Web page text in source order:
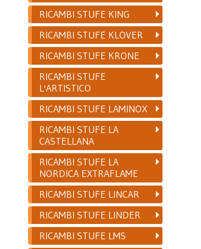
RICAMBI STUFE KING
RICAMBI STUFE KLOVER
RICAMBI STUFE KRONE
RICAMBI STUFE
L'ARTISTICO
RICAMBI STUFE LAMINOX
RICAMBI STUFE LA
CASTELLANA
RICAMBI STUFE LA
NORDICA EXTRAFLAME
RICAMBI STUFE LINCAR
RICAMBI STUFE LINDER
RICAMBI STUFE LMS